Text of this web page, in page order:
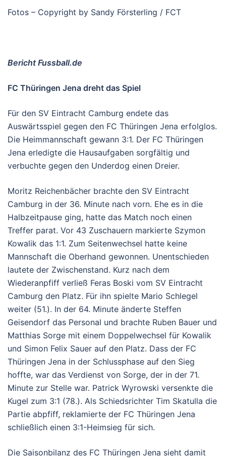
Fotos – Copyright by Sandy Försterling / FCT
Bericht Fussball.de
FC Thüringen Jena dreht das Spiel
Für den SV Eintracht Camburg endete das
Auswärtsspiel gegen den FC Thüringen Jena erfolglos.
Die Heimmannschaft gewann 3:1. Der FC Thüringen
Jena erledigte die Hausaufgaben sorgfältig und
verbuchte gegen den Underdog einen Dreier.
Moritz Reichenbächer brachte den SV Eintracht
Camburg in der 36. Minute nach vorn. Ehe es in die
Halbzeitpause ging, hatte das Match noch einen
Treffer parat. Vor 43 Zuschauern markierte Szymon
Kowalik das 1:1. Zum Seitenwechsel hatte keine
Mannschaft die Oberhand gewonnen. Unentschieden
lautete der Zwischenstand. Kurz nach dem
Wiederanpfiff verließ Feras Boski vom SV Eintracht
Camburg den Platz. Für ihn spielte Mario Schlegel
weiter (51.). In der 64. Minute änderte Steffen
Geisendorf das Personal und brachte Ruben Bauer und
Matthias Sorge mit einem Doppelwechsel für Kowalik
und Simon Felix Sauer auf den Platz. Dass der FC
Thüringen Jena in der Schlussphase auf den Sieg
hoffte, war das Verdienst von Sorge, der in der 71.
Minute zur Stelle war. Patrick Wyrowski versenkte die
Kugel zum 3:1 (78.). Als Schiedsrichter Tim Skatulla die
Partie abpfiff, reklamierte der FC Thüringen Jena
schließlich einen 3:1-Heimsieg für sich.
Die Saisonbilanz des FC Thüringen Jena sieht damit